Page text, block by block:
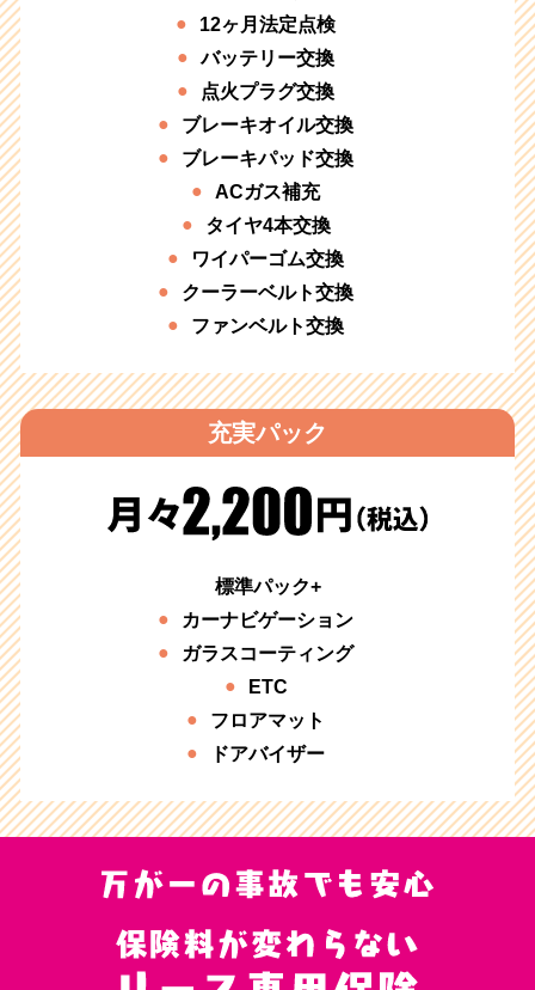
12ヶ月法定点検
バッテリー交換
点火プラグ交換
ブレーキオイル交換
ブレーキパッド交換
ACガス補充
タイヤ4本交換
ワイパーゴム交換
クーラーベルト交換
ファンベルト交換
充実パック
標準パック+
カーナビゲーション
ガラスコーティング
ETC
フロアマット
ドアバイザー